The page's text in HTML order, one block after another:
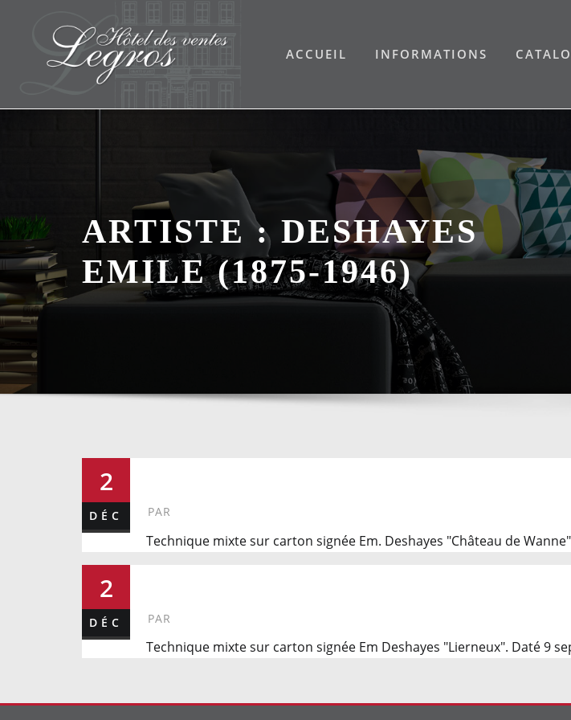
ACCUEIL INFORMATIONS
ARTISTE : DESHAYES
EMILE (1875-1946)
2
DÉC PAR
Technique mixte sur carton signée Em. Deshayes "Château de
2
DÉC PAR
Technique mixte sur carton signée Em Deshayes "Lierneux". Daté 9